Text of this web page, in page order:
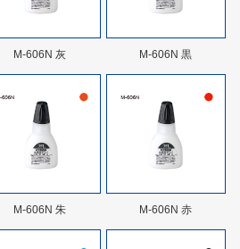
M-606N 灰 M-606N 黒
M-606N 朱 M-606N 赤